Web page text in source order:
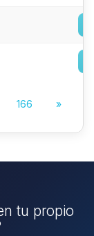
166 »
tu propio